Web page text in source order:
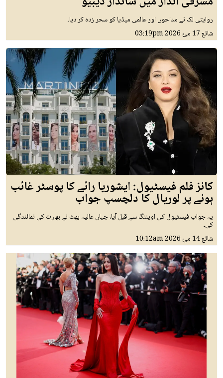
روایتی لک نے مداحوں اور عالمی میڈیا کو سحر زدہ کر دیا۔
شائع17 مئ 2026 03:19pm
کانز فلم فیسٹیول: ایشوریا رائے کا پوسٹر غائب
ہونے پر لوریال کا دلچسپ جواب
یہ جواب فیسٹیول کی اوپننگ سے قبل آیا، جہاں عالیہ بھٹ نے بھارت کی نمائندگی
کی۔
شائع14 مئ 2026 10:12am